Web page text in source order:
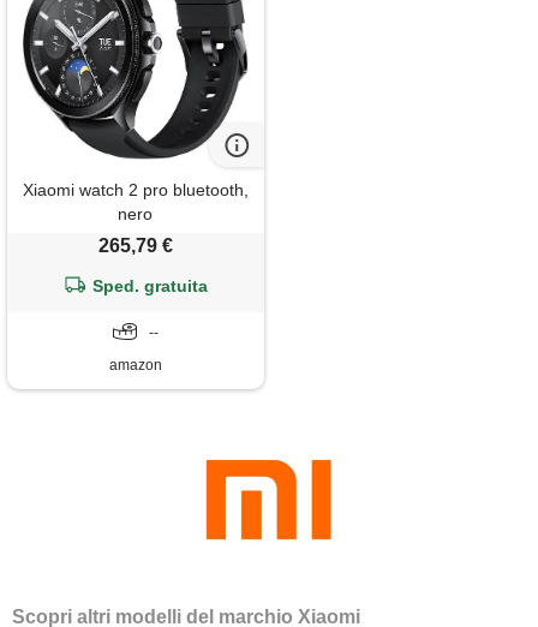
Xiaomi watch 2 pro bluetooth,
nero
265,79 €
Sped. gratuita
--
amazon
Scopri altri modelli del marchio Xiaomi